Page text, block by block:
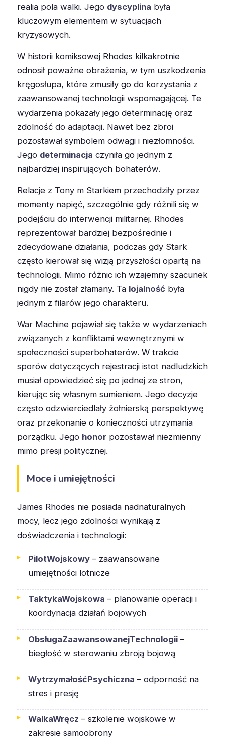
realia pola walki. Jego dyscyplina była
kluczowym elementem w sytuacjach
kryzysowych.
W historii komiksowej Rhodes kilkakrotnie
odnosił poważne obrażenia, w tym uszkodzenia
kręgosłupa, które zmusiły go do korzystania z
zaawansowanej technologii wspomagającej. Te
wydarzenia pokazały jego determinację oraz
zdolność do adaptacji. Nawet bez zbroi
pozostawał symbolem odwagi i niezłomności.
Jego determinacja czyniła go jednym z
najbardziej inspirujących bohaterów.
Relacje z Tony m Starkiem przechodziły przez
momenty napięć, szczególnie gdy różnili się w
podejściu do interwencji militarnej. Rhodes
reprezentował bardziej bezpośrednie i
zdecydowane działania, podczas gdy Stark
często kierował się wizją przyszłości opartą na
technologii. Mimo różnic ich wzajemny szacunek
nigdy nie został złamany. Ta lojalność była
jednym z filarów jego charakteru.
War Machine pojawiał się także w wydarzeniach
związanych z konfliktami wewnętrznymi w
społeczności superbohaterów. W trakcie
sporów dotyczących rejestracji istot nadludzkich
musiał opowiedzieć się po jednej ze stron,
kierując się własnym sumieniem. Jego decyzje
często odzwierciedlały żołnierską perspektywę
oraz przekonanie o konieczności utrzymania
porządku. Jego honor pozostawał niezmienny
mimo presji politycznej.
Moce i umiejętności
James Rhodes nie posiada nadnaturalnych
mocy, lecz jego zdolności wynikają z
doświadczenia i technologii:
PilotWojskowy – zaawansowane
umiejętności lotnicze
TaktykaWojskowa – planowanie operacji i
koordynacja działań bojowych
ObsługaZaawansowanejTechnologii –
biegłość w sterowaniu zbroją bojową
WytrzymałośćPsychiczna – odporność na
stres i presję
WalkaWręcz – szkolenie wojskowe w
zakresie samoobrony